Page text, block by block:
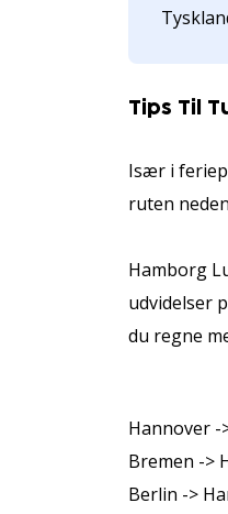
Tips Til
Især i
ruten
Hamborg
udvidelser
du regne
Hannover -
Bremen ->
Berlin ->